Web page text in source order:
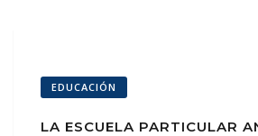
EDUCACIÓN
LA ESCUELA PARTICULAR